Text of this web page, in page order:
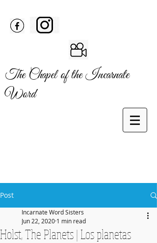
The Chapel of the Incarnate
Word
Post
Holst, The Planets | Los planetas
Incarnate Word Sisters
Jun 22, 2020 1 min read